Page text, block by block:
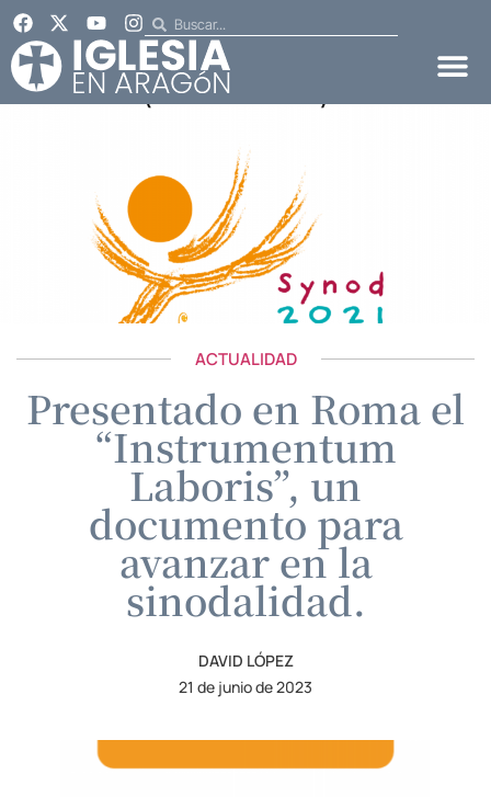
ACTUALIDAD
Presentado en Roma el
“Instrumentum
Laboris”, un
documento para
avanzar en la
sinodalidad.
DAVID LÓPEZ
21 de junio de 2023